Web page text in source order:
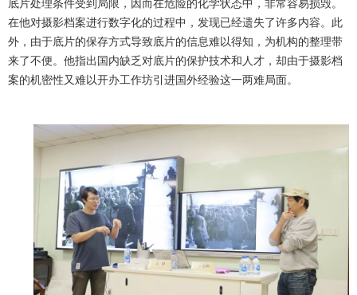
底片处理条件受到局限，因而在危险的化学状态中，非常容易损毁。
在他对摄影档案进行数字化的过程中，发现已经遗失了许多内容。此
外，由于底片的保存方式导致底片的信息难以得知，为机构的整理带
来了不便。他指出国内缺乏对底片的保护技术和人才，却由于摄影档
案的机密性又难以开办工作坊引进国外经验这一两难局面。